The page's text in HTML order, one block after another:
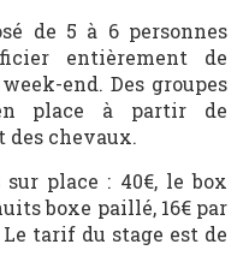
de 5 à 6 personnes
entièrement de
end. Des groupes
place à partir de
des chevaux.
place : 40€, le box
boxe paillé, 16€ par
tarif du stage est de